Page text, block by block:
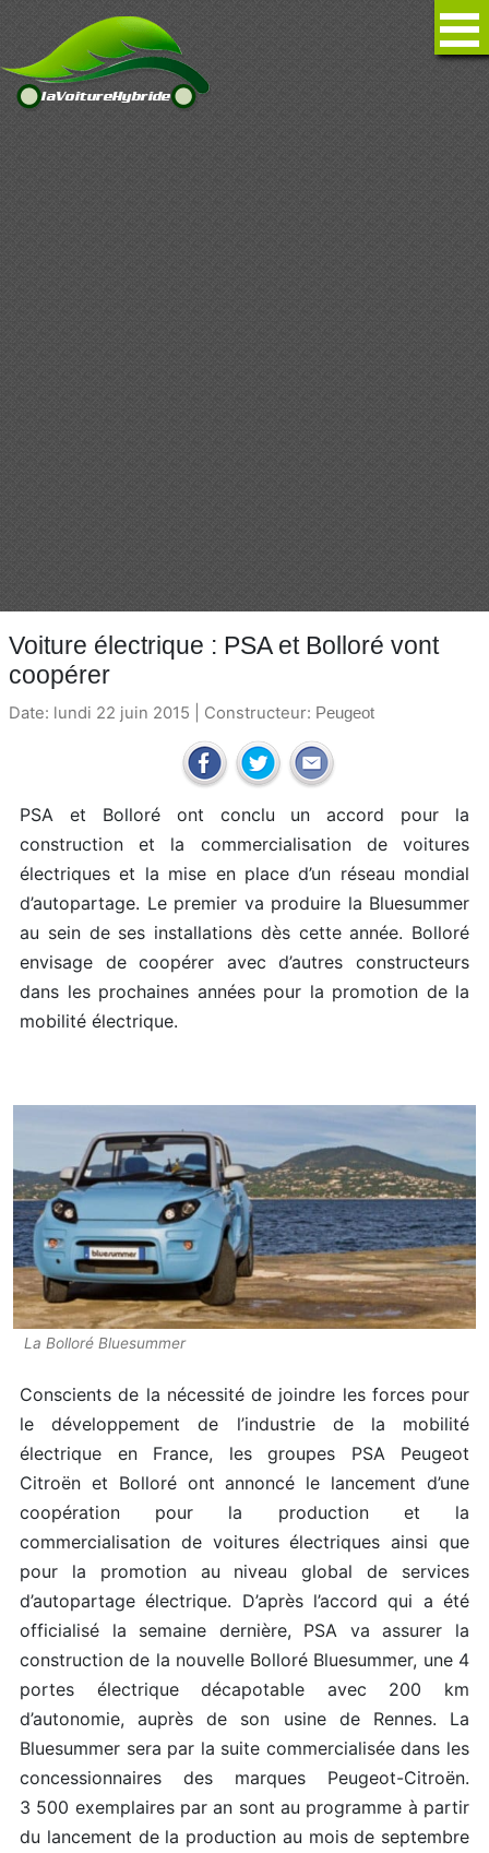
Voiture électrique : PSA et Bolloré vont
coopérer
Date: lundi 22 juin 2015 | Constructeur: Peugeot
PSA et Bolloré ont conclu un accord pour la
construction et la commercialisation de voitures
électriques et la mise en place d’un réseau mondial
d’autopartage. Le premier va produire la Bluesummer
au sein de ses installations dès cette année. Bolloré
envisage de coopérer avec d’autres constructeurs
dans les prochaines années pour la promotion de la
mobilité électrique.
La Bolloré Bluesummer
Conscients de la nécessité de joindre les forces pour
le développement de l’industrie de la mobilité
électrique en France, les groupes PSA Peugeot
Citroën et Bolloré ont annoncé le lancement d’une
coopération pour la production et la
commercialisation de voitures électriques ainsi que
pour la promotion au niveau global de services
d’autopartage électrique. D’après l’accord qui a été
officialisé la semaine dernière, PSA va assurer la
construction de la nouvelle Bolloré Bluesummer, une 4
portes électrique décapotable avec 200 km
d’autonomie, auprès de son usine de Rennes. La
Bluesummer sera par la suite commercialisée dans les
concessionnaires des marques Peugeot-Citroën.
3 500 exemplaires par an sont au programme à partir
du lancement de la production au mois de septembre